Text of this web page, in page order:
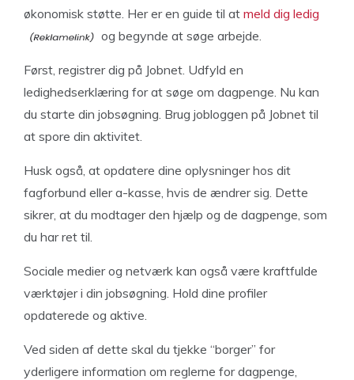
økonomisk støtte. Her er en guide til at meld dig ledig
og begynde at søge arbejde.
Først, registrer dig på Jobnet. Udfyld en
ledighedserklæring for at søge om dagpenge. Nu kan
du starte din jobsøgning. Brug jobloggen på Jobnet til
at spore din aktivitet.
Husk også, at opdatere dine oplysninger hos dit
fagforbund eller a-kasse, hvis de ændrer sig. Dette
sikrer, at du modtager den hjælp og de dagpenge, som
du har ret til.
Sociale medier og netværk kan også være kraftfulde
værktøjer i din jobsøgning. Hold dine profiler
opdaterede og aktive.
Ved siden af dette skal du tjekke “borger” for
yderligere information om reglerne for dagpenge,